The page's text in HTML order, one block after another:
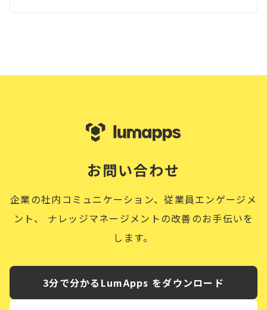
お問い合わせ
企業の社内コミュニケーション、従業員エンゲージメ
ント、
ナレッジマネージメントの改善のお手伝いを
します。
3分で分かるLumApps をダウンロード